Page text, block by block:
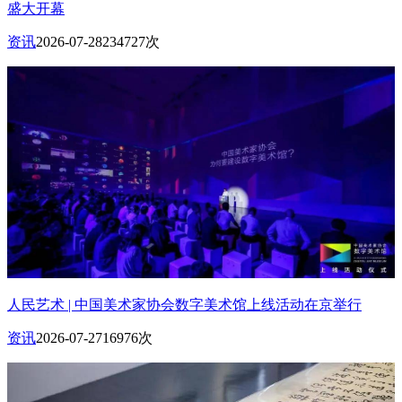
盛大开幕
资讯2026-07-28234727次
人民艺术 | 中国美术家协会数字美术馆上线活动在京举行
资讯2026-07-2716976次